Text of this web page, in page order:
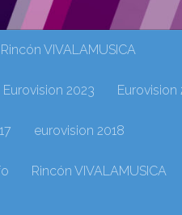
Rincón VIVALAMUSICA
Eurovision 2023 Eurovision
eurovision 2018
Rincón VIVALAMUSICA